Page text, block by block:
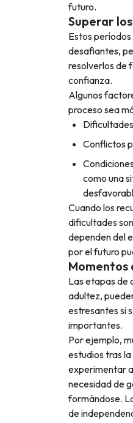
futuro.
Superar
Estos
desafiantes,
resolverlos de
confianza.
Algunos
proceso sea
Conflictos
como una
Cuando los
dificultades
dependen del
por el futuro
Momentos
Las etapas de
adultez,
estresantes si
importantes.
Por ejemplo,
estudios tras
experimentar
necesidad de
formándose.
de